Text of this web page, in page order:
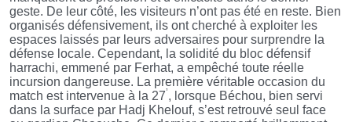
geste. De leur côté, les visiteurs n’ont pas été en reste. Bien
organisés défensivement, ils ont cherché à exploiter les
espaces laissés par leurs adversaires pour surprendre la
défense locale. Cependant, la solidité du bloc défensif
harrachi, emmené par Ferhat, a empêché toute réelle
incursion dangereuse. La première véritable occasion du
match est intervenue à la 27’, lorsque Béchou, bien servi
dans la surface par Hadj Khelouf, s’est retrouvé seul face